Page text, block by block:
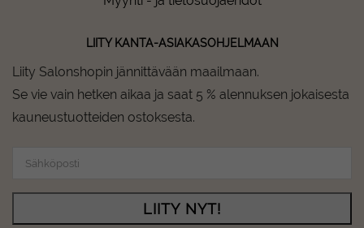
LIITY KANTA-ASIAKASOHJELMAAN
Liity Salonshopin jännittävään maailmaan.
Se vie vain hetken aikaa ja saat 5 % alennuksen jokaisesta
kauneustuotteiden ostoksesta.
LIITY NYT!